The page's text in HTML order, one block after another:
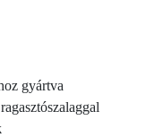
gyártva